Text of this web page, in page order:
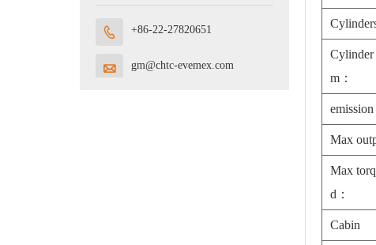
 +86-22-27820651
 gm@chtc-evemex.com
Cylinder
m：
emission
Max
Max
d：
Cabin